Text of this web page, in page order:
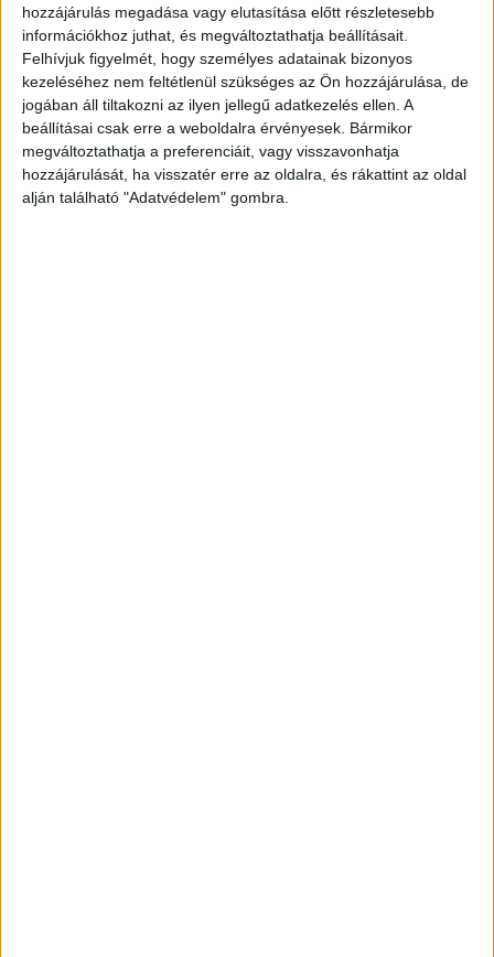
hozzájárulás megadása vagy elutasítása előtt részletesebb
információkhoz juthat, és megváltoztathatja beállításait.
Felhívjuk figyelmét, hogy személyes adatainak bizonyos
kezeléséhez nem feltétlenül szükséges az Ön hozzájárulása, de
jogában áll tiltakozni az ilyen jellegű adatkezelés ellen. A
beállításai csak erre a weboldalra érvényesek. Bármikor
megváltoztathatja a preferenciáit, vagy visszavonhatja
hozzájárulását, ha visszatér erre az oldalra, és rákattint az oldal
alján található "Adatvédelem" gombra.